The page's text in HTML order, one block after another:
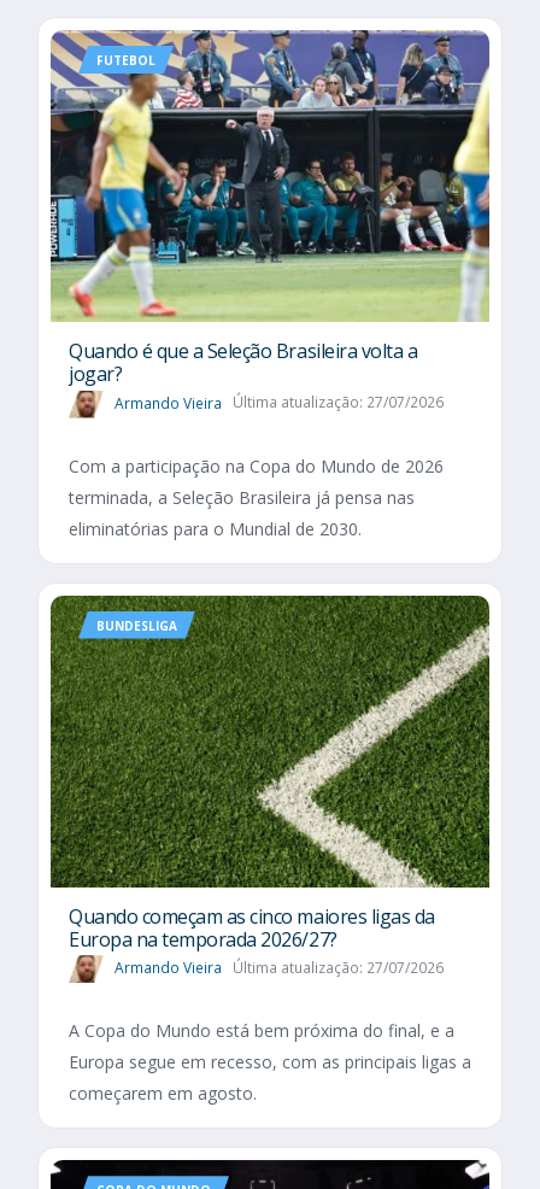
FUTEBOL
Quando é que a Seleção Brasileira volta a
jogar?
Armando Vieira Última atualização: 27/07/2026
Com a participação na Copa do Mundo de 2026
terminada, a Seleção Brasileira já pensa nas
eliminatórias para o Mundial de 2030.
BUNDESLIGA
Quando começam as cinco maiores ligas da
Europa na temporada 2026/27?
Armando Vieira Última atualização: 27/07/2026
A Copa do Mundo está bem próxima do final, e a
Europa segue em recesso, com as principais ligas a
começarem em agosto.